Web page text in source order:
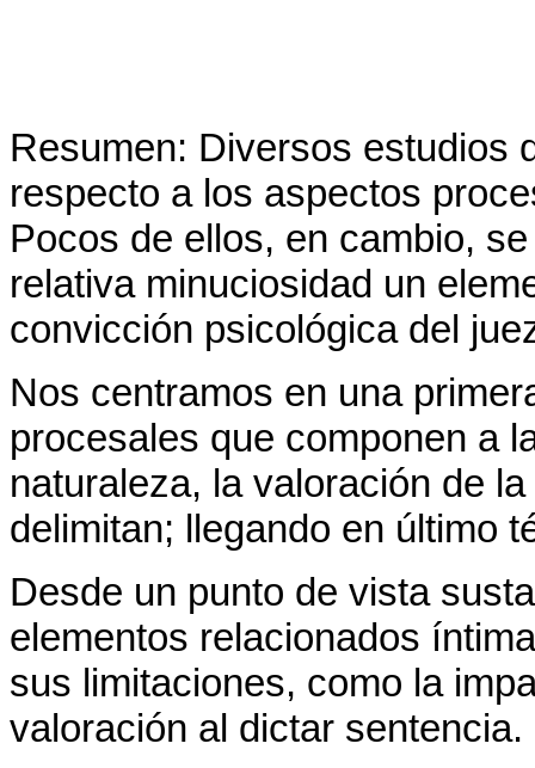
Resumen: Diversos estudios
respecto a los aspectos
Pocos de ellos, en cambio,
relativa minuciosidad un
convicción psicológica del
Nos centramos en una
procesales que componen a
naturaleza, la valoración de
delimitan; llegando en último
Desde un punto de vista
elementos relacionados
sus limitaciones, como la
valoración al dictar sentencia.